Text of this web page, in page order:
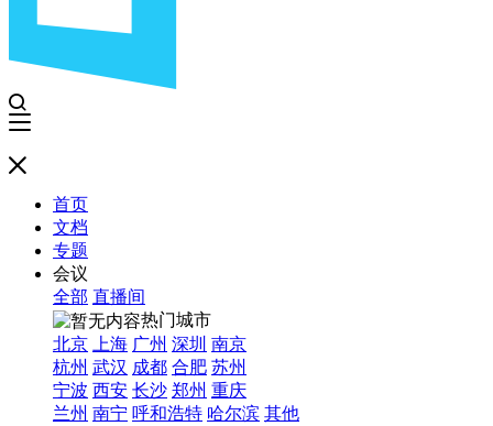
首页
文档
专题
会议
全部 直播间
热门城市
北京
上海 广州 深圳 南京
杭州 武汉 成都 合肥 苏州
宁波 西安 长沙 郑州 重庆
兰州 南宁 呼和浩特 哈尔滨 其他